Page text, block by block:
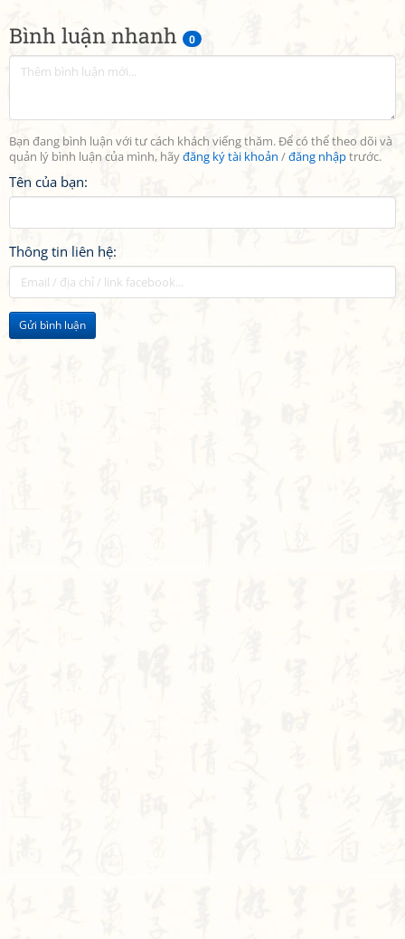
Bình luận nhanh 0
Bạn đang bình luận với tư cách khách viếng thăm. Để có thể theo dõi và
quản lý bình luận của mình, hãyđăng ký tài khoản /đăng nhậptrước.
Tên của bạn:
Thông tin liên hệ:
Gửi bình luận